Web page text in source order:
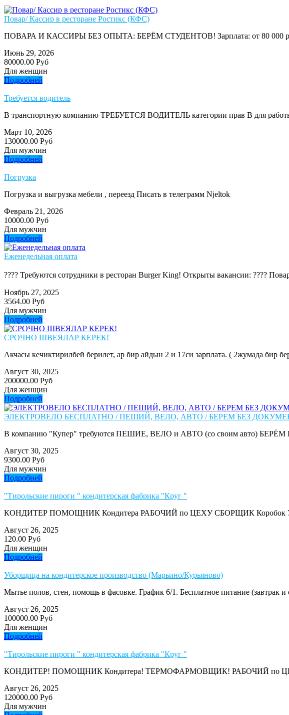
Повар/ Кассир в ресторане Ростикс (КФС)
ПОВАРА И КАССИРЫ БЕЗ ОПЫТА: БЕРЁМ СТУДЕНТОВ! Зарплата: от 80 000
Июнь 29, 2026
80000.00 Руб
Для женщин
Подробней
Требуется водитель
В транспортную компанию ТРЕБУЕТСЯ ВОДИТЕЛЬ категории прав В для
Март 10, 2026
130000.00 Руб
Для мужчин
Подробней
Погрузка
Погрузка и выгрузка мебели , переезд Писать в телеграмм Njeltok
Февраль 21, 2026
10000.00 Руб
Для мужчин
Подробней
Еженедельная оплата
???? Требуются сотрудники в ресторан Burger King! Открыты вакансии: ????
Ноябрь 27, 2025
3564.00 Руб
Для мужчин
Подробней
СРОЧНО ШВЕЯЛАР КЕРЕК!
Акчасы кечиктирилбей берилет, ар бир айдын 2 и 17си зарплата. ( 2жумада бир
Август 30, 2025
200000.00 Руб
Для женщин
Подробней
ЭЛЕКТРОВЕЛО БЕСПЛАТНО / ПЕШИЙ, ВЕЛО, АВТО / БЕРЕМ БЕЗ
В компанию "Купер" требуются ПЕШИЕ, ВЕЛО и АВТО (со своим авто)
Август 30, 2025
9300.00 Руб
Для мужчин
Подробней
"Тирольские пироги " кондитерская фабрика "Круг "
КОНДИТЕР ПОМОЩНИК Кондитера РАБОЧИЙ по ЦЕХУ СБОРЩИК Коробок
Август 26, 2025
120.00 Руб
Для женщин
Подробней
Уборщица на кондитерское производство (Марьино/Курьяново)
Мытье полов, стен, помощь в фасовке. График 6/1. Бесплатное питание (завтрак
Август 26, 2025
100000.00 Руб
Для женщин
Подробней
"Тирольские пироги " кондитерская фабрика "Круг "
КОНДИТЕР! ПОМОЩНИК Кондитера! ТЕРМОФАРМОВЩИК! РАБОЧИЙ по
Август 26, 2025
120000.00 Руб
Для мужчин